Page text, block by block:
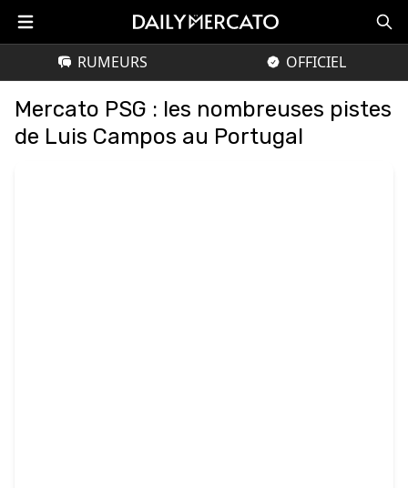
RUMEURS OFFICIEL
Mercato PSG : les nombreuses pistes
de Luis Campos au Portugal